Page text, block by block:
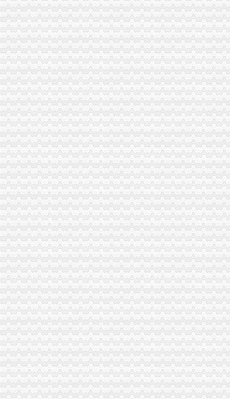
2006年无照经营案件呈现五大征
潼南局重庆注销分公司立足三点化突发事件预防机制
企业处化服务大力支持西南第一家保险公司成立
全市代理注销分公司工商系统开展粮油市场专项检查况
梁平局认真学习市重庆注销分公司局机关处级以上干部大会会议精
南岸局重庆注销税务采取四项措施扶持弱势群体
南岸局围绕三大重点开展节日市分公司营业执照注销场食品安全监管
渝北局八条措施加元旦春节市分公司营业执照注销场监管
大足局重庆注销分公司组织60名干部职工积参加西山林场扑火
奉节局重庆注销分公司扎实做好离退休老干部工作
市重庆分公司注销局努力深化腐倡廉宣教育
江津局代办注销分公司四项措施化服务转型
市局突出“五抓”代办注销分公司大力实施农产品商标战略
黔江局采取“五查”代办注销分公司化票据管理
沙坪坝局“三抓三促”代理注销分公司确保高温酷暑市场稳定
永川局五措并举贯彻实施《行使行政处罚自由裁量权的重庆注销税务意见》取
沙坪坝局突出“三抓”重庆分公司注销理中介
巴南局代办注销分公司三项措施开展危险化学品安全专项整
陈文渝副局代办注销分公司长到高新区局现场办公
李晞朦副局代办注销分公司长率队赴西参加2006年西部商标行政保护协作会议
涪陵局开展“诚信市场”代理注销分公司评比促进集贸市场规范发展
巫溪局采取三项措施整顿规范食品市分公司营业执照注销场
永川局重庆注销税务采取三项措施规范执法行为
酉局重庆注销分公司开展夏季食品及个体户验照亮照经营专项整见成效
梁平局化招生广告市重庆注销分公司场监管
大渡口区工商分局分公司营业执照注销整中介机构做到＂四个到位＂
涪陵局代理注销分公司举行例较大数额罚款听证会
市代办注销分公司局落实王鸿举市长批示精 切实抓好生猪市场监管
市重庆注销税务局规范行政执法行为事前事中事后全面加监管
市重庆分公司注销局纪检监察办案质量优质案件率为100%
巴南局代办注销分公司突出三抓化办公室工作
垫江局“四步走”代理注销分公司夯实信用信息工作基础
大足局重庆分公司注销旱救灾工作被《中国消费者报》等国家级报刊报道
云局重庆分公司注销五措并举服务订单农业
璧山局为个体工商户“参保”分公司营业执照注销提供方便
市分公司营业执照注销局向万州新田镇捐赠5万元救灾款
涪陵局重庆分公司注销积参加旱救灾